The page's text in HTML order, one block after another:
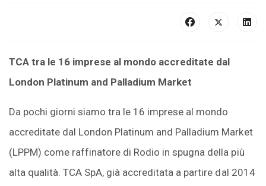
TCA tra le 16 imprese al mondo accreditate dal
London Platinum and Palladium Market
Da pochi giorni siamo tra le 16 imprese al mondo
accreditate dal London Platinum and Palladium Market
(LPPM) come raffinatore di Rodio in spugna della più
alta qualità. TCA SpA, già accreditata a partire dal 2014